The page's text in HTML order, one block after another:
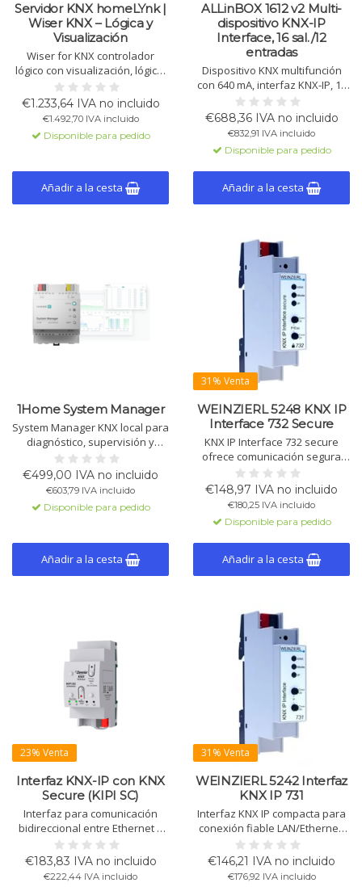
Servidor KNX homeLYnk |
Wiser KNX – Lógica y
Visualización
Wiser for KNX controlador
lógico con visualización, lógica,
temporizadores, router KNX IP,
pasarela Modbus, registro de
datos, alarmas, control por voz
€1.233,64 IVA no incluido
€1.492,70 IVA incluido
Disponible para pedido
Añadir a la cesta
ALLinBOX 1612 v2 Multi-
dispositivo KNX-IP
Interface, 16 sal./12
entradas
Dispositivo KNX multifunción
con 640 mA, interfaz KNX-IP, 16
salidas, 12 entradas, 4
termostatos y módulo lógico.
Ideal para automatización.
€688,36 IVA no incluido
€832,91 IVA incluido
Disponible para pedido
Añadir a la cesta
1Home System Manager
System Manager KNX local para
diagnóstico, supervisión y
automatización. Incluye análisis
del bus en tiempo real,
programación ETS remota y
funciones lógicas. Ideal para la
gestión profesional de
€499,00 IVA no incluido
€603,79 IVA incluido
Disponible para pedido
Añadir a la cesta
31% Venta
WEINZIERL 5248 KNX IP
Interface 732 Secure
KNX IP Interface 732 secure
ofrece comunicación segura
KNX-a-IP, soporta programación
ETS® y permite acceso seguro
desde cualquier punto LAN.
Alimentado a través del bus
KNX.
€148,97 IVA no incluido
€180,25 IVA incluido
Disponible para pedido
Añadir a la cesta
23% Venta
Interfaz KNX-IP con KNX
Secure (KIPI SC)
Interfaz para comunicación
bidireccional entre Ethernet y
KNX TP, compatible con KNX
Secure, 5 conexiones, APDU
máx. 254 bytes, montaje en
€183,83 IVA no incluido
€222,44 IVA incluido
31% Venta
WEINZIERL 5242 Interfaz
KNX IP 731
Interfaz KNX IP compacta para
conexión fiable LAN/Ethernet-
KNX Bus. Alimentación por bus
KNX, diagnóstico con LEDs y
botones, instalación fija.
€146,21 IVA no incluido
€176,92 IVA incluido